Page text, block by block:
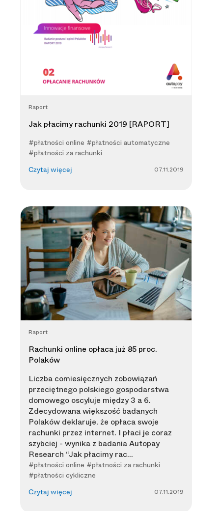
Raport
Jak płacimy rachunki 2019 [RAPORT]
#płatności online #płatności automatyczne
#płatności za rachunki
Czytaj więcej 07.11.2019
Raport
Rachunki online opłaca już 85 proc.
Polaków
Liczba comiesięcznych zobowiązań
przeciętnego polskiego gospodarstwa
domowego oscyluje między 3 a 6.
Zdecydowana większość badanych
Polaków deklaruje, że opłaca swoje
rachunki przez internet. I płaci je coraz
szybciej - wynika z badania Autopay
Research “Jak płacimy rac...
#płatności online #płatności za rachunki
#płatności cykliczne
Czytaj więcej 07.11.2019